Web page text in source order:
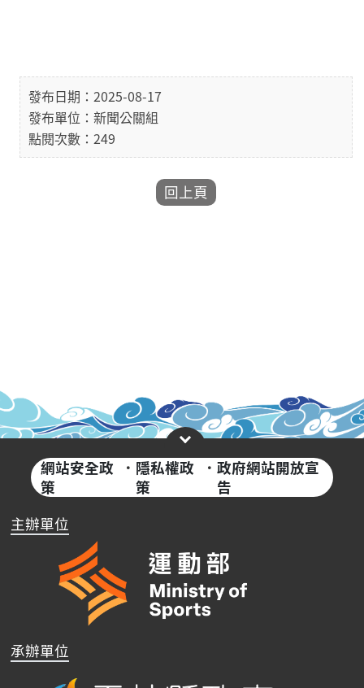
發布日期：2025-08-17
發布單位：新聞公關組
點閱次數：249
網站安全政
策
· 隱私權政
策
· 政府網站開放宣
告
主辦單位
承辦單位